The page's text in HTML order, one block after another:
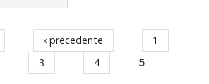
‹ precedente
1
3 4 5